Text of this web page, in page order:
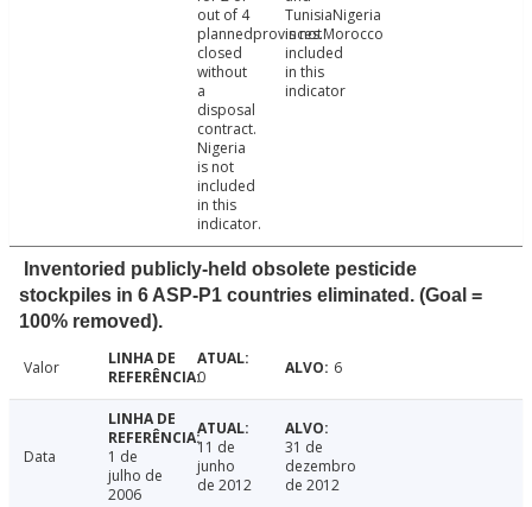
out of 4
plannedprovinces.Morocco
closed
without
a
disposal
contract.
Nigeria
is not
included
in this
indicator.
TunisiaNigeria
is not
included
in this
indicator
Inventoried publicly-held obsolete pesticide
stockpiles in 6 ASP-P1 countries eliminated. (Goal =
100% removed).
Valor 0 6
Data
1 de
julho de
2006
11 de
junho
de 2012
31 de
dezembro
de 2012